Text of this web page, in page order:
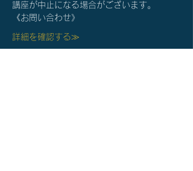
講座が中止になる場合がございます。
《お問い合わせ》
詳細を確認する≫